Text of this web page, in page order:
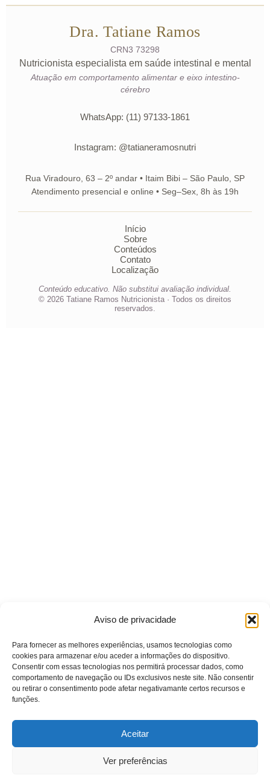
Aviso de privacidade
Para fornecer as melhores experiências, usamos tecnologias como
cookies para armazenar e/ou aceder a informações do dispositivo.
Consentir com essas tecnologias nos permitirá processar dados, como
comportamento de navegação ou IDs exclusivos neste site. Não consentir
ou retirar o consentimento pode afetar negativamante certos recursos e
funções.
Aceitar
Ver preferências
Dra. Tatiane Ramos
CRN3 73298
Nutricionista especialista em saúde intestinal e mental
Atuação em comportamento alimentar e eixo intestino-
cérebro
WhatsApp: (11) 97133-1861
Instagram: @tatianeramosnutri
Rua Viradouro, 63 – 2º andar • Itaim Bibi – São Paulo, SP
Atendimento presencial e online • Seg–Sex, 8h às 19h
Início
Sobre
Conteúdos
Contato
Localização
Conteúdo educativo. Não substitui avaliação individual.
© 2026 Tatiane Ramos Nutricionista · Todos os direitos
reservados.